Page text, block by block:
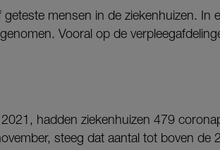
mensen in de ziekenhuizen. In
Vooral op de
hadden ziekenhuizen 479
steeg dat aantal tot boven de